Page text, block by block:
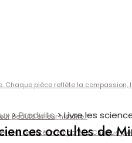
pièce reflète la
beauté et leur histoire.”
leur beauté intemporelle. Chaque
>Produits>Livre les
occultes de